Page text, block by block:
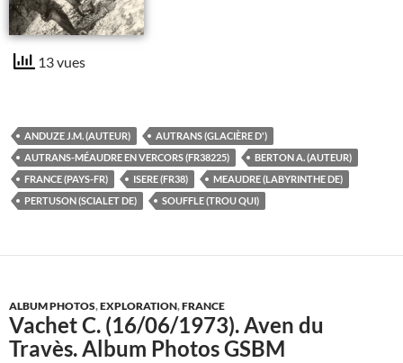
13 vues
ANDUZE J.M. (AUTEUR)
AUTRANS (GLACIÈRE D')
AUTRANS-MÉAUDRE EN VERCORS (FR38225)
BERTON A. (AUTEUR)
FRANCE (PAYS-FR)
ISERE (FR38)
MEAUDRE (LABYRINTHE DE)
PERTUSON (SCIALET DE)
SOUFFLE (TROU QUI)
ALBUM PHOTOS,EXPLORATION,FRANCE
Vachet C. (16/06/1973). Aven du
Travès. Album Photos GSBM